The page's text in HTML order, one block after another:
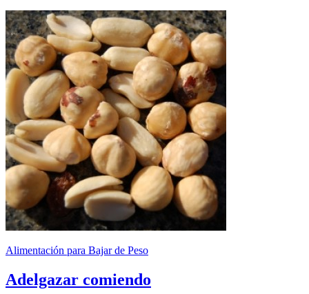
Alimentación para Bajar de Peso
Adelgazar comiendo